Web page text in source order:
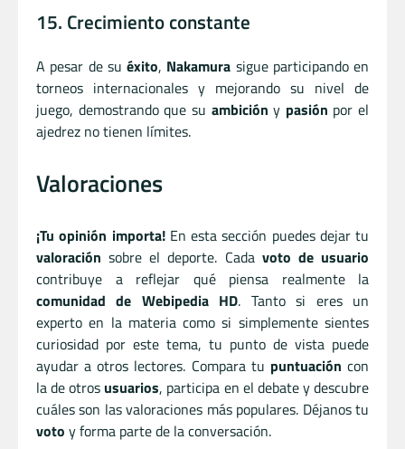
15. Crecimiento constante
A pesar de su éxito, Nakamura sigue participando en
torneos internacionales y mejorando su nivel de
juego, demostrando que su ambición y pasión por el
ajedrez no tienen límites.
Valoraciones
¡Tu opinión importa!En esta sección puedes dejar tu
valoración sobre el deporte. Cada voto de usuario
contribuye a reflejar qué piensa realmente la
comunidad de Webipedia HD. Tanto si eres un
experto en la materia como si simplemente sientes
curiosidad por este tema, tu punto de vista puede
ayudar a otros lectores. Compara tu puntuación con
la de otros usuarios, participa en el debate y descubre
cuáles son las valoraciones más populares. Déjanos tu
voto y forma parte de la conversación.